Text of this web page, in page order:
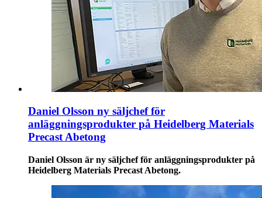
Daniel Olsson ny säljchef för
anläggningsprodukter på Heidelberg Materials
Precast Abetong
Daniel Olsson är ny säljchef för anläggningsprodukter på
Heidelberg Materials Precast Abetong.